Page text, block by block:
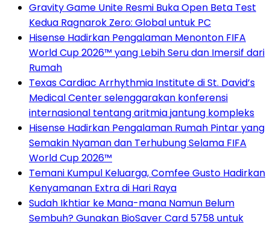
Gravity Game Unite Resmi Buka Open Beta Test
Kedua Ragnarok Zero: Global untuk PC
Hisense Hadirkan Pengalaman Menonton FIFA
World Cup 2026™ yang Lebih Seru dan Imersif dari
Rumah
Texas Cardiac Arrhythmia Institute di St. David’s
Medical Center selenggarakan konferensi
internasional tentang aritmia jantung kompleks
Hisense Hadirkan Pengalaman Rumah Pintar yang
Semakin Nyaman dan Terhubung Selama FIFA
World Cup 2026™
Temani Kumpul Keluarga, Comfee Gusto Hadirkan
Kenyamanan Extra di Hari Raya
Sudah Ikhtiar ke Mana-mana Namun Belum
Sembuh? Gunakan BioSaver Card 5758 untuk